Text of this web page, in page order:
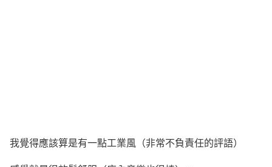
我覺得應該算是有一點工業風（非常不負責任的評語）